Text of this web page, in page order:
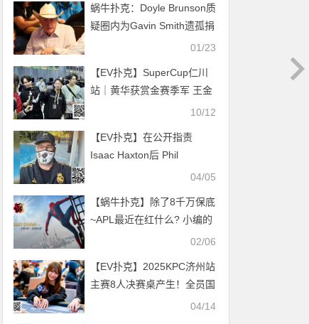
蜗牛扑克：Doyle Brunson质
疑圈内为Gavin Smith遗孤捐
01/23
【EV扑克】SuperCup仁川
站｜黄华获赏金赛季军 王金
琦第6；主赛B/C组共336人
分别成为两组CL领跑全场
10/12
【EV扑克】在公开指责
Isaac Haxton后 Phil
Hellmuth转头卖起了口罩04/05
【蜗牛扑克】除了8千万保底
~APL最近在红什么? 小编的
独创介绍 (警告: 内有海量美
02/06
【EV扑克】2025KPC济州站
主赛8人决赛桌产生！全员国
人同台竞技争头名！Rene04/14